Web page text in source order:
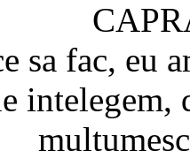
sa fac, eu
intelegem,